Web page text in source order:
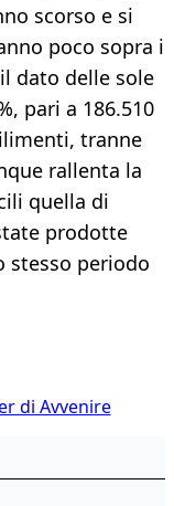
scorso e si
poco sopra i
dato delle sole
pari a 186.510
tranne
rallenta la
quella di
prodotte
stesso periodo
di Avvenire